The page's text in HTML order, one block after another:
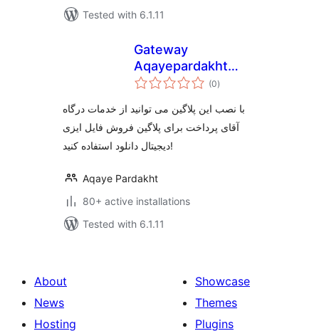
Tested with 6.1.11
Gateway
Aqayepardakht
Easy Digital (0total
ratings
)
با نصب این پلاگین می توانید از خدمات درگاه
آقای پرداخت برای پلاگین فروش فایل ایزی
دیجیتال دانلود استفاده کنید!
Aqaye Pardakht
80+ active installations
Tested with 6.1.11
About
News
Hosting
Showcase
Themes
Plugins